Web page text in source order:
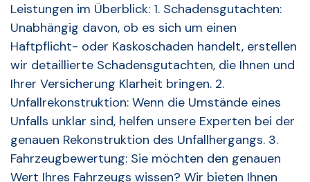
Leistungen im Überblick: 1. Schadensgutachten:
Unabhängig davon, ob es sich um einen
Haftpflicht- oder Kaskoschaden handelt, erstellen
wir detaillierte Schadensgutachten, die Ihnen und
Ihrer Versicherung Klarheit bringen. 2.
Unfallrekonstruktion: Wenn die Umstände eines
Unfalls unklar sind, helfen unsere Experten bei der
genauen Rekonstruktion des Unfallhergangs. 3.
Fahrzeugbewertung: Sie möchten den genauen
Wert Ihres Fahrzeugs wissen? Wir bieten Ihnen